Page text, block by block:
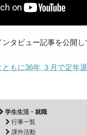
タビュー記事を公開し
ともに36年 ３月で定
学生生活・就職
行事一覧
課外活動